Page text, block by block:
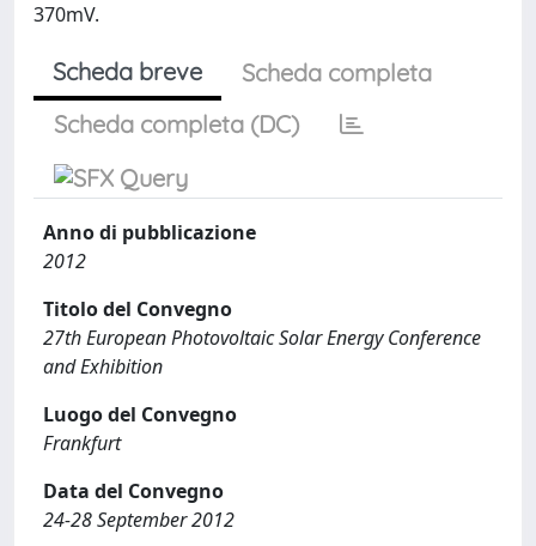
370mV.
Scheda breve
Scheda completa
Scheda completa (DC)
Anno di pubblicazione
2012
Titolo del Convegno
27th European Photovoltaic Solar Energy Conference
and Exhibition
Luogo del Convegno
Frankfurt
Data del Convegno
24-28 September 2012